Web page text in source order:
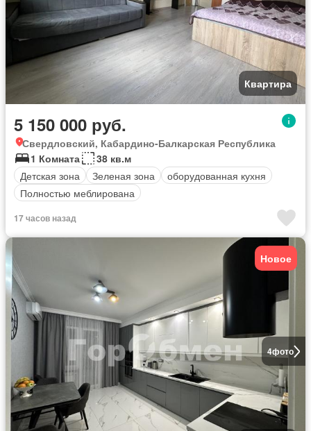
Квартира
5 150 000 руб.
Свердловский, Кабардино-Балкарская Республика
1 Комната
38 кв.м
Детская зона
Зеленая зона
оборудованная кухня
Полностью меблирована
17 часов назад
4фото
Новое